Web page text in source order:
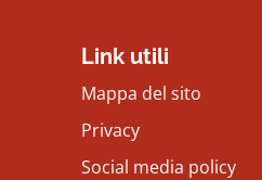
Link utili
Mappa del sito
Privacy
Social media policy